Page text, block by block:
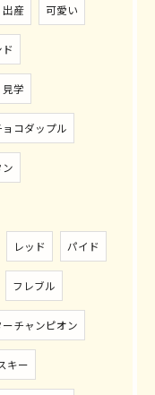
出産 可愛い
見学
ョコダップル
レッド パイド
フレブル
ーチャンピオン
キー